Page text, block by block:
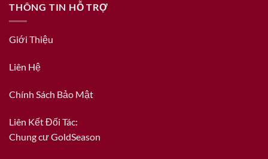
THÔNG TIN HỖ TRỢ
Giới Thiệu
Liên Hệ
Chính Sách Bảo Mật
Liên Kết Đối Tác:
Chung cư GoldSeason